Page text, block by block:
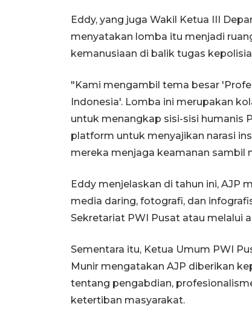
Eddy, yang juga Wakil Ketua III
menyatakan lomba itu menjadi
kemanusiaan di balik tugas
"Kami mengambil tema besar
Indonesia'. Lomba ini merupakan
untuk menangkap sisi-sisi humanis
platform untuk menyajikan narasi
mereka menjaga keamanan sambil
Eddy menjelaskan di tahun ini, AJP
media daring, fotografi, dan
Sekretariat PWI Pusat atau melalui
Sementara itu, Ketua Umum PWI
Munir mengatakan AJP diberikan
tentang pengabdian,
ketertiban masyarakat.